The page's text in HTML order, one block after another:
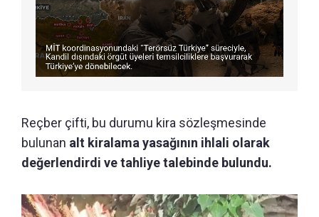
Reçber çifti, bu durumu kira sözleşmesinde
bulunan alt kiralama yasağının ihlali olarak
değerlendirdi ve tahliye talebinde bulundu.